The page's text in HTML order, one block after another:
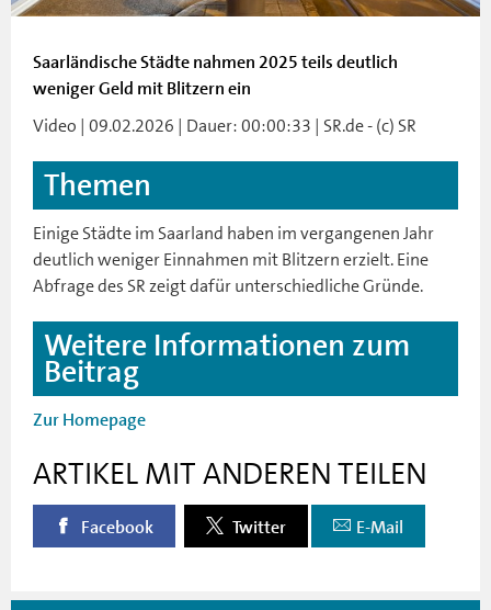
Saarländische Städte nahmen 2025 teils deutlich
weniger Geld mit Blitzern ein
Video | 09.02.2026 | Dauer: 00:00:33 | SR.de - (c) SR
Themen
Einige Städte im Saarland haben im vergangenen Jahr
deutlich weniger Einnahmen mit Blitzern erzielt. Eine
Abfrage des SR zeigt dafür unterschiedliche Gründe.
Weitere Informationen zum
Beitrag
Zur Homepage
ARTIKEL MIT ANDEREN TEILEN
Facebook Twitter E-Mail